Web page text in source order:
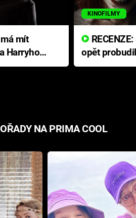
mít
Harryho
KINOFILMY
opět
přichází s
NA PRIMA COOL